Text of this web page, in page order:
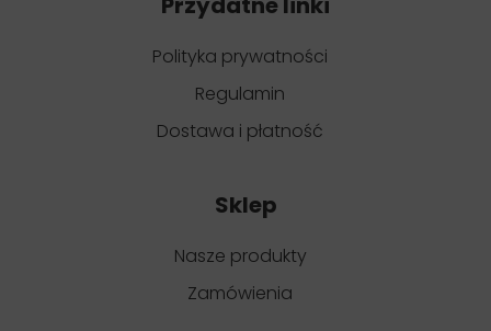
Polityka prywatności
Regulamin
Dostawa i płatność
Sklep
Nasze produkty
Zamówienia